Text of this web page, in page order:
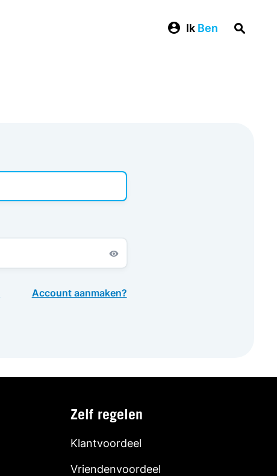
Ik Ben
Account aanmaken?
Zelf regelen
Klantvoordeel
Vriendenvoordeel